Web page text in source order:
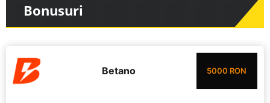
Bonusuri
Betano 5000 RON